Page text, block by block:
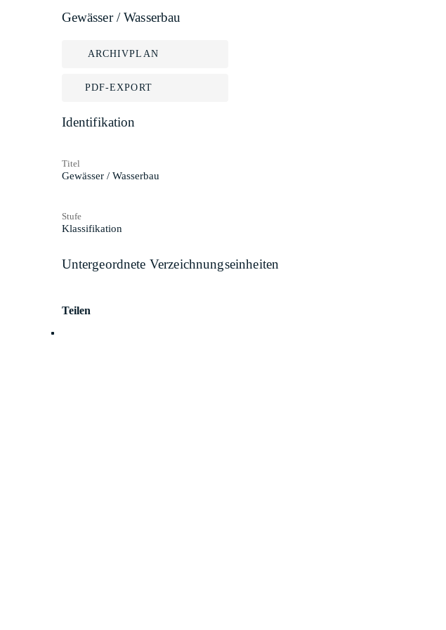
Gewässer / Wasserbau
ARCHIVPLAN
PDF-EXPORT
Identifikation
Titel
Gewässer / Wasserbau
Stufe
Klassifikation
Untergeordnete Verzeichnungseinheiten
Teilen